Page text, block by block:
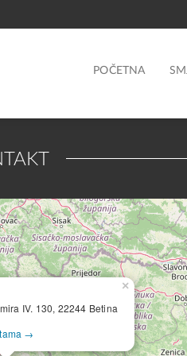
POČETNA
IV. 130, 22244 Betina
→
×